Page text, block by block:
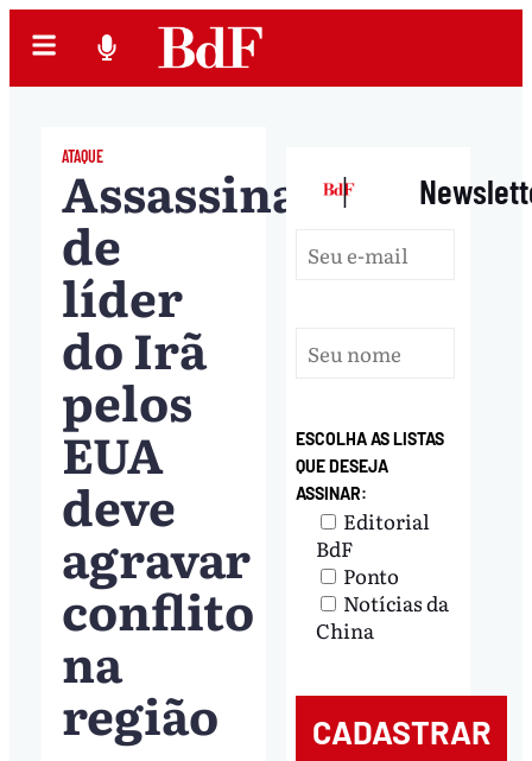
ATAQUE
Assassinato
de
líder
do Irã
pelos
EUA
deve
agravar
conflito
na
região
|
ESCOLHA AS LISTAS
QUE DESEJA
ASSINAR:
Editorial
BdF
Ponto
Notícias da
China